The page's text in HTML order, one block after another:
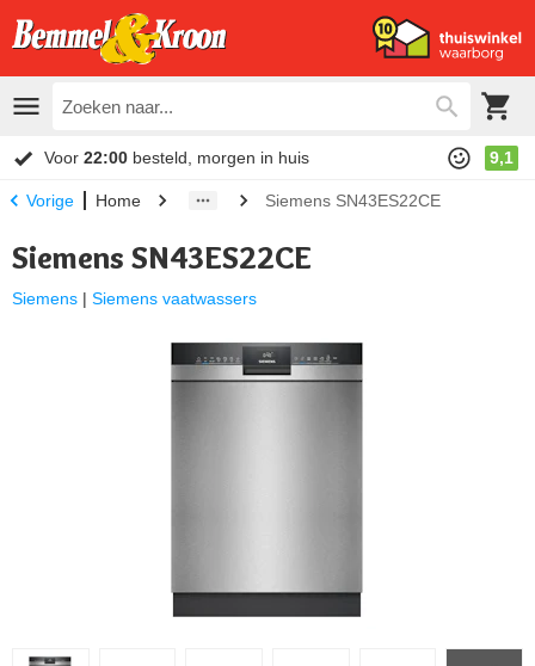
Voor 22:00 besteld, morgen in huis 9,1
Vorige Home Siemens SN43ES22CE
Siemens SN43ES22CE
Siemens | Siemens vaatwassers